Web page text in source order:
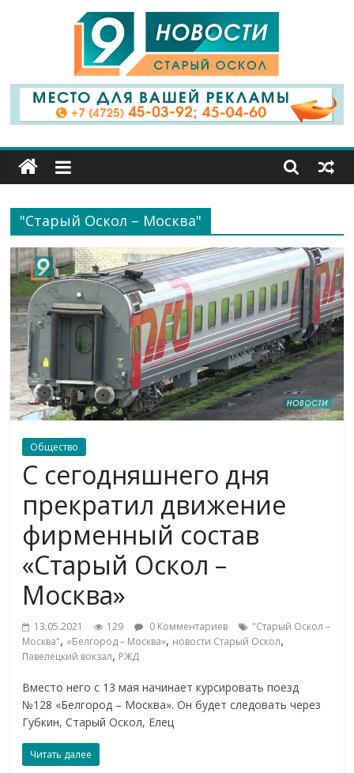
9
Канал
Старый
Оскол
"Старый Оскол – Москва"
Общество
С сегодняшнего дня
прекратил движение
фирменный состав
«Старый Оскол –
Москва»
13.05.2021 129 0 Комментариев
"Старый Оскол –
Москва", «Белгород – Москва», новости Старый Оскол,
Павелецкий вокзал, РЖД
Вместо него с 13 мая начинает курсировать поезд
№128 «Белгород – Москва». Он будет следовать через
Губкин, Старый Оскол, Елец
Читать далее